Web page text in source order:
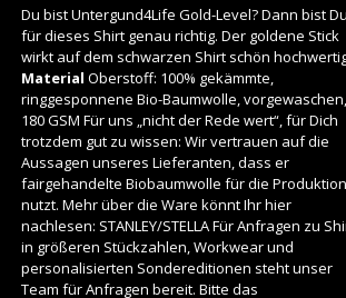
Du bist Untergund4Life Gold-Level? Dann bist Du
für dieses Shirt genau richtig. Der goldene Stick
wirkt auf dem schwarzen Shirt schön
Material Oberstoff: 100% gekämmte,
ringgesponnene Bio-Baumwolle, vorgewaschen,
180 GSM Für uns „nicht der Rede wert“, für Dich
trotzdem gut zu wissen: Wir vertrauen auf die
Aussagen unseres Lieferanten, dass er
fairgehandelte Biobaumwolle für die Produktion
nutzt. Mehr über die Ware könnt Ihr hier
nachlesen: STANLEY/STELLAFür Anfragen zu
in größeren Stückzahlen, Workwear und
personalisierten Sondereditionen steht unser
Team für Anfragen bereit. Bitte das